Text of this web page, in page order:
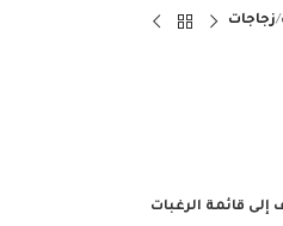
زجاجات
إلى قائمة الرغبات